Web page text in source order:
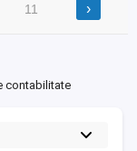
11 ›
contabilitate